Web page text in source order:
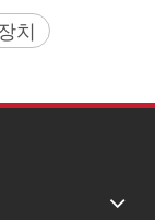
치